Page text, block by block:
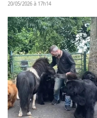
20/05/2026 à 17h14